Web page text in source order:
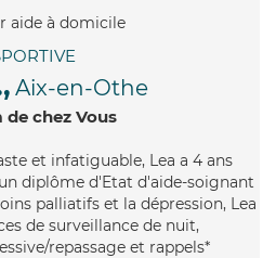
Aix-en-Othe
de chez Vous
et infatiguable, Lea a 4 ans
diplôme d'Etat d'aide-soignant
palliatifs et la dépression, Lea
de surveillance de nuit,
repassage et rappels*